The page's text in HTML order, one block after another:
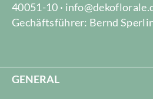
40051-10 ·
Gechäftsführer: Bernd
GENERAL